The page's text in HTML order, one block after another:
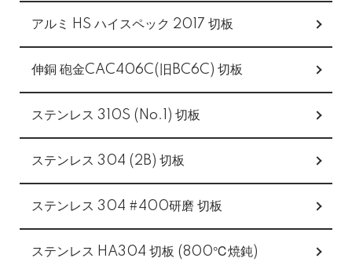
アルミ HS ハイスペック 2017 切板
伸銅 砲金CAC406C(旧BC6C) 切板
ステンレス 310S (No.1) 切板
ステンレス 304 (2B) 切板
ステンレス 304 #400研磨 切板
ステンレス HA304 切板 (800℃焼鈍)